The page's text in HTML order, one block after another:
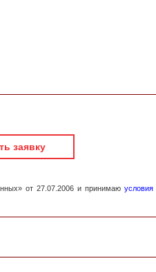
заявку
от 27.07.2006 и принимаю условия